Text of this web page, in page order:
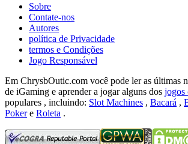
Sobre
Contate-nos
Autores
política de Privacidade
termos e Condições
Jogo Responsável
Em ChrysbOutic.com você pode ler as últimas
de iGaming e aprender a jogar alguns dos jogos
populares , incluindo: Slot Machines , Bacará ,
Pokere Roleta .